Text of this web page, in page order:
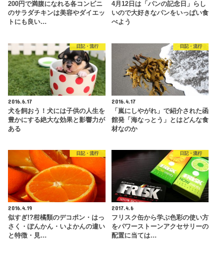
200円で満腹になれる各コンビニ
のサラダチキンは美容やダイエッ
トにも良い…
4月12日は「パンの記念日」らし
いので大好きなパンをいっぱい食
べよう
日記・流行
2016.6.17
犬を飼おう！犬には子供の人生を
豊かにする絶大な効果と影響力が
ある
日記・流行
2016.4.17
「嵐にしやがれ」で紹介された函
館発「海なっとう」とはどんな食
材なのか
日記・流行
2016.4.19
似すぎ!?柑橘類のデコポン・はっ
さく・ぽんかん・いよかんの違い
と特徴・見…
日記・流行
2017.4.6
フリスク缶から学ぶ色彩の使い方
をパワーストーンアクセサリーの
配置に当ては…